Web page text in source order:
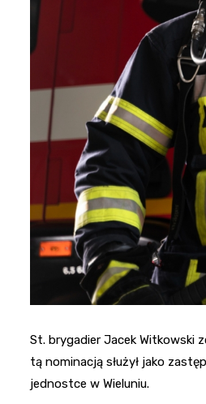
St. brygadier Jacek Witkowski
tą nominacją służył jako
jednostce w Wieluniu.